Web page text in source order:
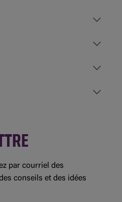
par courriel des
conseils et des idées